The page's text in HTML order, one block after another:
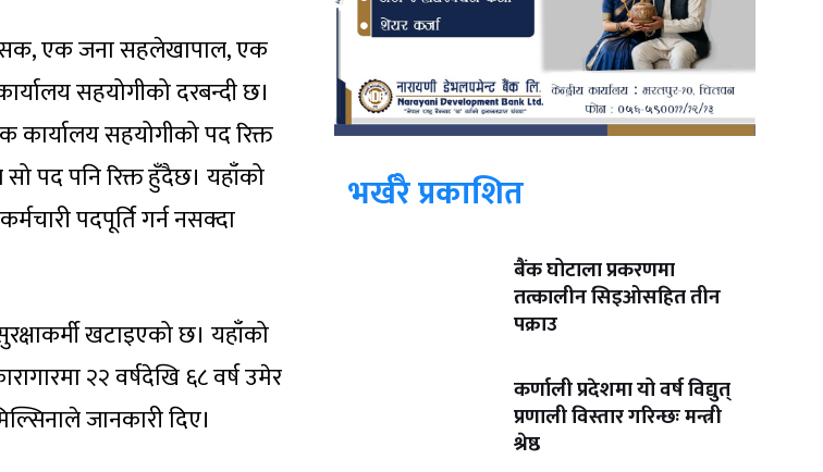
एक जना सहलेखापाल, एक
सहयोगीको दरबन्दी छ।
कार्यालय सहयोगीको पद रिक्त
पद पनि रिक्त हुँदैछ। यहाँको
पदपूर्ति गर्न नसक्दा
खटाइएको छ। यहाँको
२२ वर्षदेखि ६८ वर्ष उमेर
जानकारी दिए।
भर्खरै प्रकाशित
बैंक घोटाला प्रकरणमा
तत्कालीन सिइओसहित तीन
पक्राउ
कर्णाली प्रदेशमा यो वर्ष विद्युत्
प्रणाली विस्तार गरिन्छः मन्त्री
श्रेष्ठ